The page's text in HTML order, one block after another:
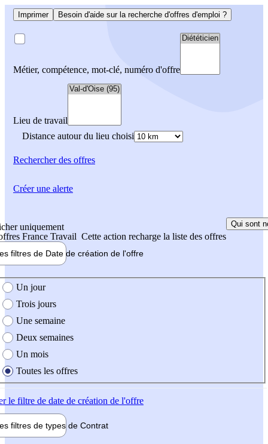
Imprimer Besoin d'aide sur la recherche d'offres d'emploi ?
Métier, compétence, mot-clé, numéro d'offre
Lieu de travail
Distance autour du lieu choisi
Rechercherdes offres
uniquement
France Travail Cette action recharge la liste des offres
Qui sont
filtres de Date de création de l'offre
création de l'offre
Un jour
Trois jours
Une semaine
Deux semaines
Un mois
Toutes les offres
le filtre de date de création de l'offre
filtres de types de Contrat
Créer une alerte